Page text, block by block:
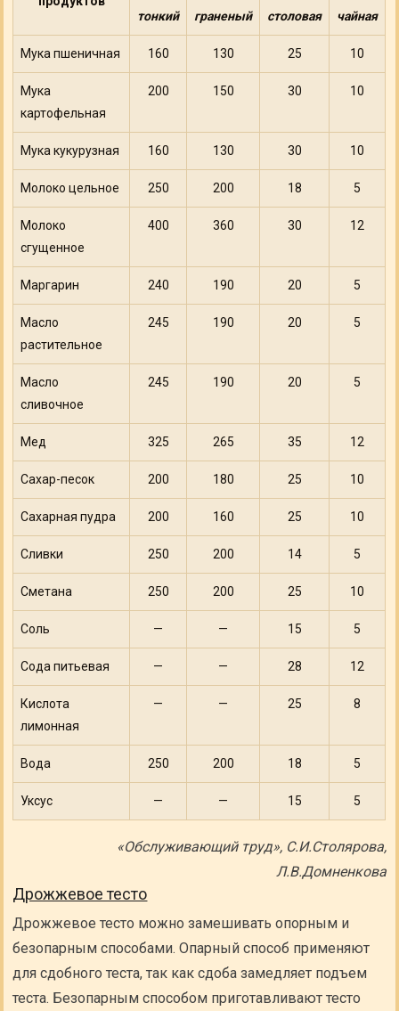
тонкий
граненый столовая чайная
Мука пшеничная 160 130 25 10
Мука
картофельная
200 150 30 10
Мука кукурузная 160 130 30 10
Молоко цельное 250 200 18 5
Молоко
сгущенное
400 360 30 12
Маргарин 240 190 20 5
Масло
растительное
245 190 20 5
Масло
сливочное
245 190 20 5
Мед 325 265 35 12
Сахар-песок 200 180 25 10
Сахарная пудра 200 160 25 10
Сливки 250 200 14 5
Сметана 250 200 25 10
Соль — — 15 5
Сода питьевая — — 28 12
Кислота
лимонная
— — 25 8
Вода 250 200 18 5
Уксус — — 15 5
«Обслуживающий труд», С.И.Столярова,
Л.В.Домненкова
Дрожжевое тесто
Дрожжевое тесто можно замешивать опорным и
безопарным способами. Опарный способ применяют
для сдобного теста, так как сдоба замедляет подъем
теста. Безопарным способом приготавливают тесто